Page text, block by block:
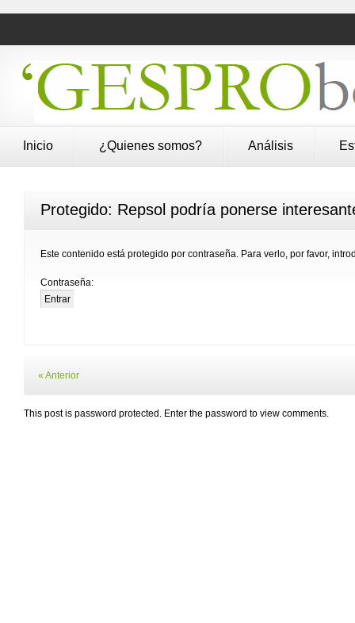
Inicio ¿Quienes somos? Análisis
Protegido: Repsol podría ponerse
Este contenido está protegido por contraseña. Para verlo, por favor,
Contraseña:
« Anterior
This post is password protected. Enter the password to view comments.